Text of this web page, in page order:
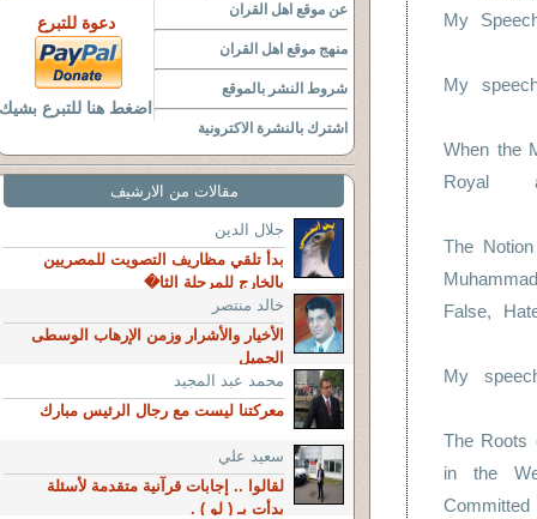
My
My
When the
Royal
The
False,
My
The Roots
in the
عن موقع اهل القران
منهج موقع اهل القران
شروط النشر بالموقع
اشترك بالنشرة الاكترونية
دعوة للتبرع
اضغط هنا للتبرع بشيك
مقالات من الارشيف
جلال الدين
بدأ تلقي مظاريف التصويت للمصريين
بالخارج للمرحلة الثا�
خالد منتصر
الأخيار والأشرار وزمن الإرهاب الوسطى
الجميل
محمد عبد المجيد
معركتنا ليست مع رجال الرئيس مبارك
سعيد علي
لقالوا .. إجابات قرآنية متقدمة لأسئلة
بدأت بـ ( لو ) .